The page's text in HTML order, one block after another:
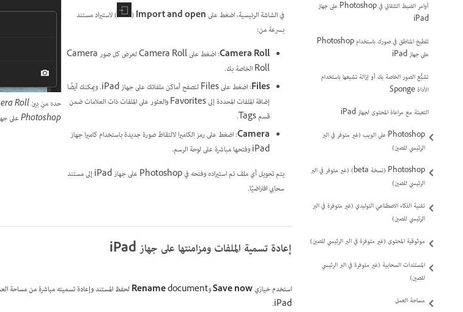
أوامر الضبط التلقائي في Photoshop على جهاز
iPad
تلطيخ المناطق في صورك باستخدام Photoshop
على جهاز iPad
تشبُّع الصور الخاصة بك أو إزالة تشبعها باستخدام
الأداة Sponge
التعبئة مع مراعاة المحتوى لجهاز iPad
Photoshop على الويب (غير متوفر في البر
الرئيسي للصين)
Photoshop (نسخة beta) (غير متوفر في البر
الرئيسي للصين)
تقنية الذكاء الاصطناعي التوليدي (غير متوفرة في البر
الرئيسي للصين)
موثوقية المحتوى (غير متوفرة في البر الرئيسي للصين)
المستندات السحابية (غير متوفرة في البر الرئيسي
للصين)
مساحة العمل
Photoshop على جهاز iPad.
في الشاشة الرئيسية، اضغط علىImport and open
(
) لاستيراد مستند
بسرعة من:
Camera Roll
: اضغط على Camera Roll لعرض كل صور Camera
Roll الخاصة بك.
Files
: اضغط على Files لتصفح أماكن ملفاتك على جهاز iPad. ويمكنك أيضًا
إضافة الملفات المحددة إلى Favorites والعثور على الملفات ذات العلامات ضمن
قسم Tags.
Camera: اضغط على رمز الكاميرا لالتقاط صورة جديدة باستخدام كاميرا جهاز
iPad وفتحها مباشرة على لوحة الرسم.
يتم تحويل أي ملف تم استيراده وفتحه في Photoshop على جهاز iPad إلى مستند
سحابي افتراضيًا.
إعادة تسمية الملفات ومزامنتها على جهاز iPad
استخدم خيارَيSave nowو Renamedocument لحفظ المستند وإعادة تسميته مباشرة من مساحة العمل
iPad.